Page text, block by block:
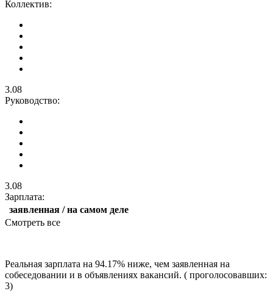
Коллектив:
3.08
Руководство:
3.08
Зарплата:
заявленная / на самом деле
Смотреть все
Реальная зарплата на 94.17% ниже, чем заявленная на
собеседовании и в объявлениях вакансий. ( проголосовавших:
3)